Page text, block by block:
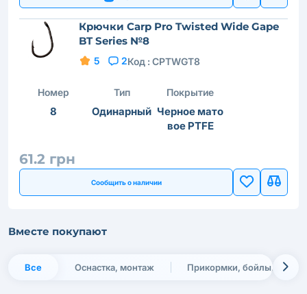
Крючки Carp Pro Twisted Wide Gape
BT Series №8
5 2Код : CPTWGT8
Номер
8
Тип
Одинарный
Покрытие
Черное мато
вое PTFE
61.2 грн
Сообщить о наличии
Вместе покупают
Все Оснастка, монтаж Прикормки, бойлы,